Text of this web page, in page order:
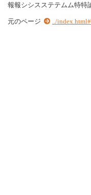
報報シシスステテムム特特
元のページ ../